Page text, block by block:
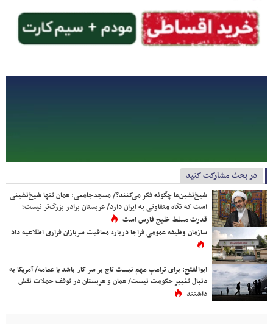
در بحث مشارکت کنید
شیخ‌نشین‌ها چگونه فکر می‌کنند؟/ مسجدجامعی: عمان تنها شیخ‌نشینی
است که نگاه متفاوتی به ایران دارد/ عربستان برادر بزرگ‌تر نیست؛
قدرت مسلط خلیج فارس است
سازمان وظیفه عمومی فراجا درباره معافیت سربازان فراری اطلاعیه داد
ابوالفتح: برای ترامپ مهم نیست تاج بر سر کار باشد یا عمامه/ آمریکا به
دنبال تغییر حکومت نیست/ عمان و عربستان در توقف حملات نقش
داشتند